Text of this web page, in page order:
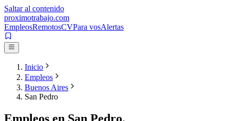
Saltar al contenido
proximotrabajo.com
EmpleosRemotosCVPara vosAlertas
Inicio
Empleos
Buenos Aires
San Pedro